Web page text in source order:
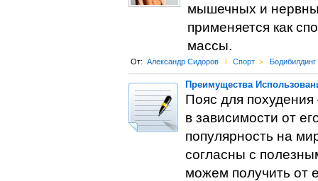
мышечных и
применяется как
массы.
От: Александр Сидоров l Спорт > Бодибилдинг
Преимущества
Пояс для
в зависимости от
популярность на
согласны с
можем получить от